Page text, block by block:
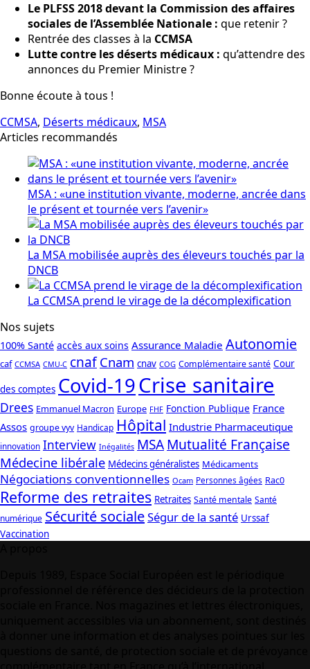
Le PLFSS 2018 devant la Commission des affaires
sociales de l’Assemblée Nationale : que retenir ?
Rentrée des classes à la CCMSA
Lutte contre les déserts médicaux : qu’attendre des
annonces du Premier Ministre ?
Bonne écoute à tous !
CCMSA, Déserts médicaux, MSA
Articles recommandés
MSA : «une institution vivante, moderne, ancrée dans
le présent et tournée vers l’avenir»
La MSA mobilisée auprès des éleveurs touchés par la
DNCB
La CCMSA prend le virage de la décomplexification
Nos sujets
100% Santé accès aux soins Assurance Maladie Autonomie
caf CCMSA CMU-C cnaf Cnam cnav COG Complémentaire santé Cour
des comptes Covid-19Crise sanitaire
Drees Emmanuel Macron Europe FHF Fonction Publique France
Assos groupe vyv Handicap Hôpital Industrie Pharmaceutique
innovation Interview Inégalités MSAMutualité Française
Médecine libérale Médecins généralistes Médicaments
Négociations conventionnelles Ocam Personnes âgées Rac0
Reforme des retraites Retraites Santé mentale Santé
numérique Sécurité socialeSégur de la santé Urssaf
Vaccination